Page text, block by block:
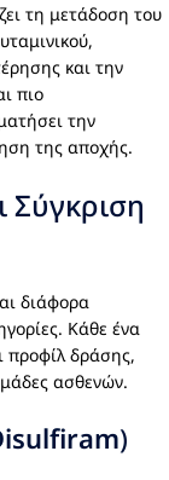
τη μετάδοση του
και την
πιο
την
της αποχής.
Σύγκριση
διάφορα
Κάθε ένα
προφίλ δράσης,
ασθενών.
)